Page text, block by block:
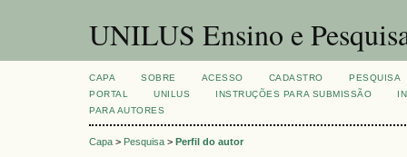
UNILUS Ensino e
CAPA SOBRE ACESSO CADASTRO
PESQUISA
PORTAL
UNILUS INSTRUÇÕES PARA SUBMISSÃO
PARA AUTORES
Capa > Pesquisa > Perfil do autor